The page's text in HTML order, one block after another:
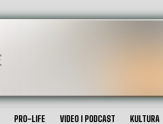
PRO-LIFE VIDEO I PODCAST KULTURA